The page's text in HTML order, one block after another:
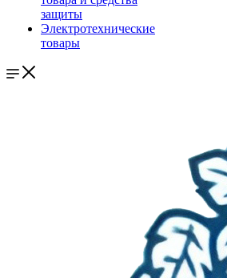
защиты
Электротехнические
товары